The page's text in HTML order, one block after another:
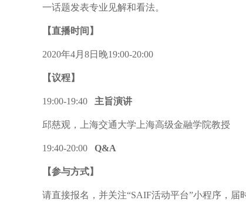
一话题发表专业见解和看法。
【直播时间】
2020年4月8日晚19:00-20:00
【议程】
19:00-19:40 主旨演讲
邱慈观，上海交通大学上海高级金融学院教授
19:40-20:00 Q&A
【参与方式】
请直接报名，并关注“SAIF活动平台”小程序，届